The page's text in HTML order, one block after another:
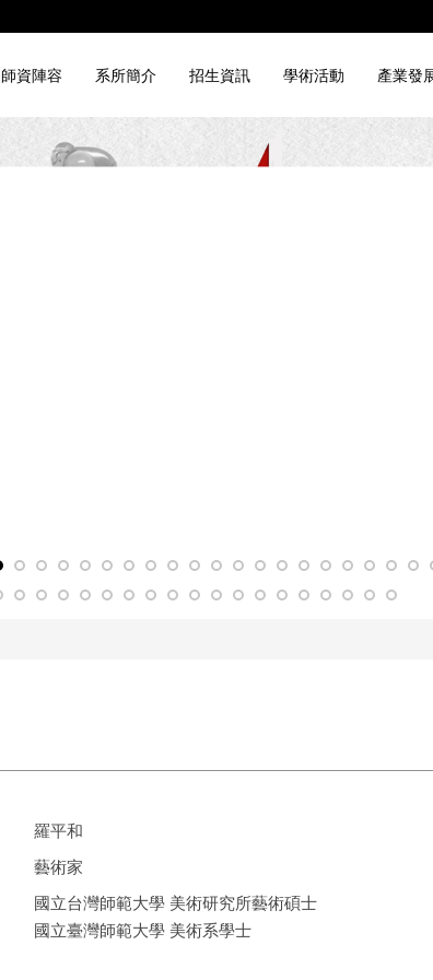
師資陣容 系所簡介 招生資訊 學術活動 產業發
羅平和
藝術家
國立台灣師範大學 美術研究所藝術碩士
國立臺灣師範大學 美術系學士